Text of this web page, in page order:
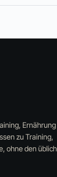
zu Training,
ohne den